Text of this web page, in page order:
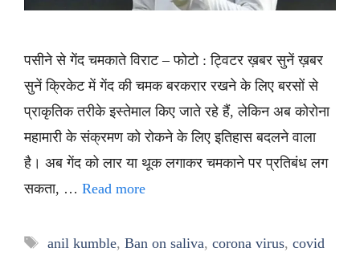
पसीने से गेंद चमकाते विराट – फोटो : ट्विटर ख़बर सुनें ख़बर
सुनें क्रिकेट में गेंद की चमक बरकरार रखने के लिए बरसों से
प्राकृतिक तरीके इस्तेमाल किए जाते रहे हैं, लेकिन अब कोरोना
महामारी के संक्रमण को रोकने के लिए इतिहास बदलने वाला
है। अब गेंद को लार या थूक लगाकर चमकाने पर प्रतिबंध लग
सकता, … Read more
Tags
anil kumble, Ban on saliva, corona virus, covid